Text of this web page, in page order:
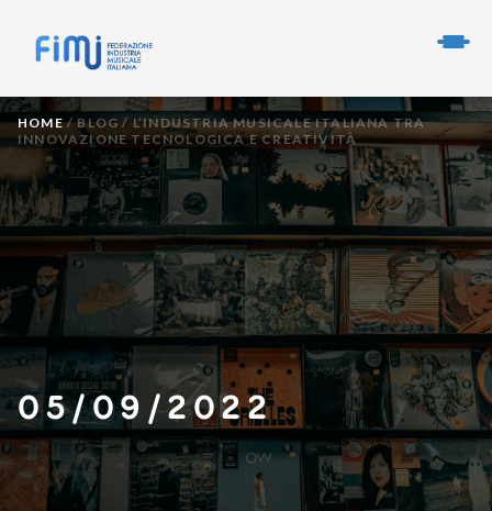
HOME/BLOG / L’INDUSTRIA MUSICALE ITALIANA TRA
INNOVAZIONE TECNOLOGICA E CREATIVITÀ
05/09/2022